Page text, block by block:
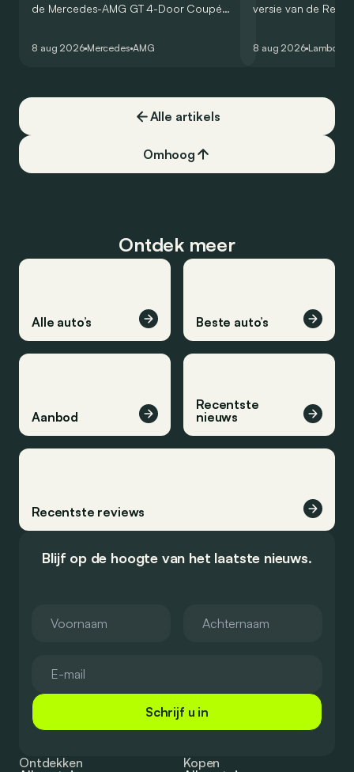
de Mercedes-AMG GT 4-Door Coupé
8 aug 2026 Mercedes AMG
versie van de
een record voor
8 aug 2026
Alle artikels
Omhoog
Ontdek meer
Alle auto’s Beste auto’s
Aanbod
Recentste
nieuws
Recentste reviews
Blijf op de hoogte van het laatste nieuws.
Schrijf u in
Ontdekken
Kopen